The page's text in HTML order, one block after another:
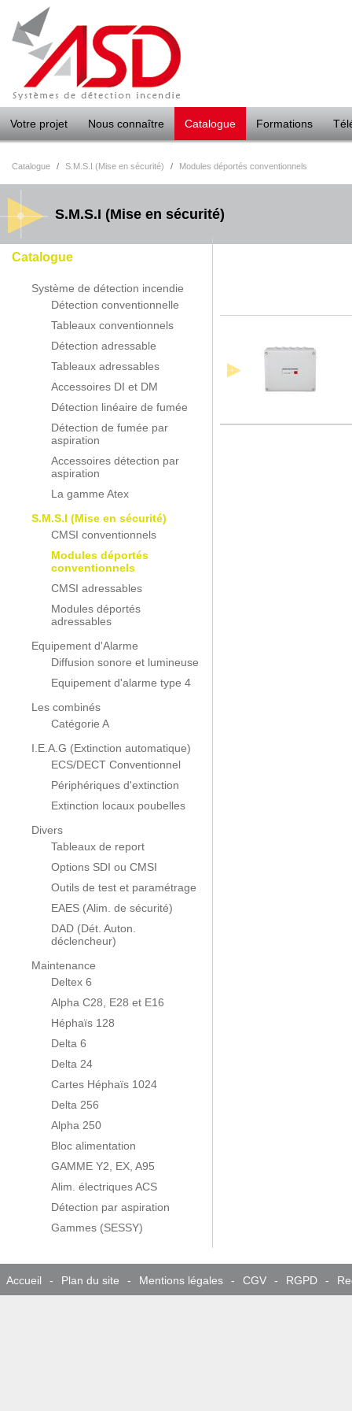
Votre projet Nous connaître Catalogue Formations
Catalogue
Système de détection incendie
Détection conventionnelle
Tableaux conventionnels
Détection adressable
Tableaux adressables
Accessoires DI et DM
Détection linéaire de fumée
Détection de fumée par
aspiration
Accessoires détection par
aspiration
La gamme Atex
S.M.S.I (Mise en sécurité)
CMSI conventionnels
Modules déportés
conventionnels
CMSI adressables
Modules déportés
adressables
Equipement d'Alarme
Diffusion sonore et lumineuse
Equipement d'alarme type 4
Les combinés
Catégorie A
I.E.A.G (Extinction automatique)
ECS/DECT Conventionnel
Périphériques d'extinction
Extinction locaux poubelles
Divers
Tableaux de report
Options SDI ou CMSI
Outils de test et paramétrage
EAES (Alim. de sécurité)
DAD (Dét. Auton.
déclencheur)
Maintenance
Deltex 6
Alpha C28, E28 et E16
Héphaïs 128
Delta 6
Delta 24
Cartes Héphaïs 1024
Delta 256
Alpha 250
Bloc alimentation
GAMME Y2, EX, A95
Alim. électriques ACS
Détection par aspiration
Gammes (SESSY)
Catalogue / S.M.S.I (Mise en sécurité) / Modules déportés conventionnels
S.M.S.I (Mise en sécurité)
Accueil - Plan du site - Mentions légales - CGV - RGPD -
Panneau de gestion des cookies